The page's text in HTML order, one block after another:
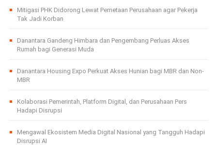
Mitigasi PHK Didorong Lewat Pemetaan Perusahaan agar Pekerja
Tak Jadi Korban
Danantara Gandeng Himbara dan Pengembang Perluas Akses
Rumah bagi Generasi Muda
Danantara Housing Expo Perkuat Akses Hunian bagi MBR dan Non-
MBR
Kolaborasi Pemerintah, Platform Digital, dan Perusahaan Pers
Hadapi Disrupsi
Mengawal Ekosistem Media Digital Nasional yang Tangguh Hadapi
Disrupsi AI